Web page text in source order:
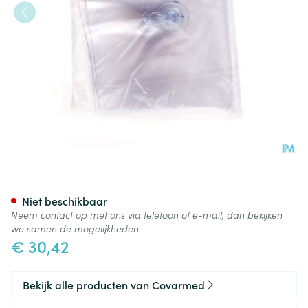
€ 30,42
Niet beschikbaar
Neem contact op met ons via telefoon of e-mail, dan bekijken
we samen de mogelijkheden.
Bekijk alle producten van Covarmed